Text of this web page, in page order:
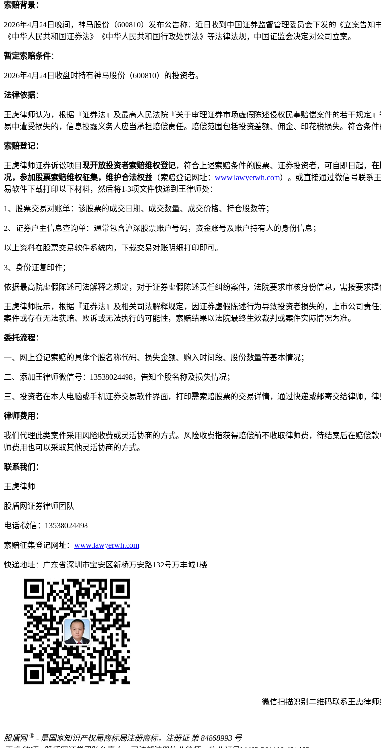
索赔背景：
2026年4月24日晚间，神马股份（600810）发布公告称：近日收到中国证券监督管理委员会下发的《立案告
《中华人民共和国证券法》《中华人民共和国行政处罚法》等法律法规，中国证监会决定对公司立案。
暂定索赔条件：
2026年4月24日收盘时持有神马股份（600810）的投资者。
法律依据：
王虎律师认为，根据『证券法』及最高人民法院『关于审理证券市场虚假陈述侵权民事赔偿案件的若干规定
易中遭受损失的，信息披露义务人应当承担赔偿责任。赔偿范围包括投资差额、佣金、印花税损失。符合条
索赔登记：
王虎律师证券诉讼项目现开放投资者索赔维权登记，符合上述索赔条件的股票、证券投资者，可自即日起， 在
况，参加股票索赔维权征集，维护合法权益 （索赔登记网址： www.lawyerwh.com）。或直接通过微信号联系
易软件下载打印以下材料，然后将1-3项文件快递到王律师处：
1、股票交易对账单：该股票的成交日期、成交数量、成交价格、持仓股数等；
2、证券户主信息查询单：通常包含沪深股票账户号码，资金账号及账户持有人的身份信息；
以上资料在股票交易软件系统内，下载交易对账明细打印即可。
3、身份证复印件；
依据最高院虚假陈述司法解释之规定，对于证券虚假陈述责任纠纷案件，法院要求审核身份信息，需按要求提
王虎律师提示，根据『证券法』及相关司法解释规定，因证券虚假陈述行为导致投资者损失的，上市公司责
案件或存在无法获赔、败诉或无法执行的可能性，索赔结果以法院最终生效裁判或案件实际情况为准。
委托流程：
一、网上登记索赔的具体个股名称代码、损失金额、购入时间段、股份数量等基本情况；
二、添加王律师微信号：13538024498，告知个股名称及损失情况；
三、投资者在本人电脑或手机证券交易软件界面，打印需索赔股票的交易详情，通过快递或邮寄交给律师，律
律师费用：
我们代理此类案件采用风险收费或灵活协商的方式。风险收费指获得赔偿前不收取律师费，待结案后在赔偿
师费用也可以采取其他灵活协商的方式。
联系我们：
王虎律师
股盾网证券律师团队
电话/微信：13538024498
索赔征集登记网址： www.lawyerwh.com
快递地址：广东省深圳市宝安区新桥万安路132号万丰城1楼
微信扫描识别二维码联系王虎律师
股盾网® - 是国家知识产权局商标局注册商标，注册证 第 84868993 号